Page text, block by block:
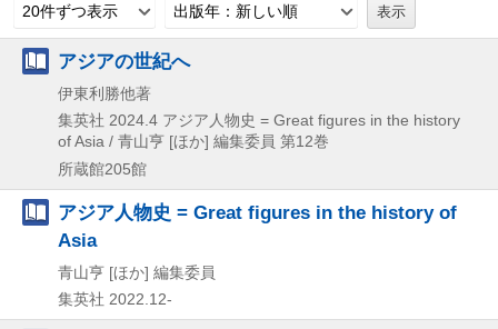
20件ずつ表示 出版年：新しい順
アジアの世紀へ
伊東利勝他著
集英社 2024.4 アジア人物史 = Great figures in the history
of Asia / 青山亨 [ほか] 編集委員 第12巻
所蔵館205館
アジア人物史 = Great figures in the history of
Asia
青山亨 [ほか] 編集委員
集英社 2022.12-